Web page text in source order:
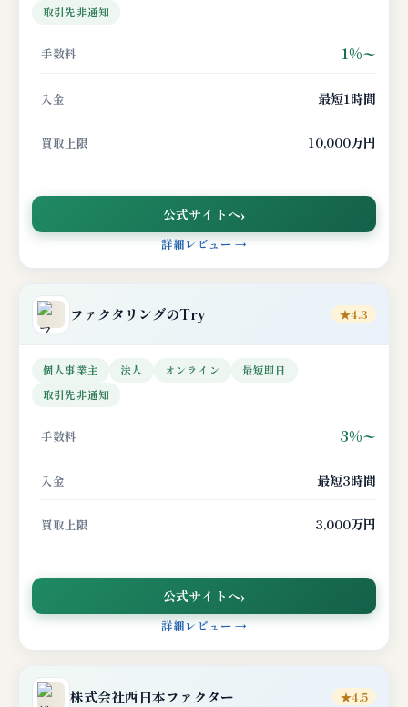
取引先非通知
手数料 1%〜
入金 最短1時間
買取上限 10,000万円
公式サイトへ
詳細レビュー →
ファクタリングのTry ★4.3
個人事業主 法人 オンライン
最短即日
取引先非通知
手数料 3%〜
入金 最短3時間
買取上限 3,000万円
公式サイトへ
詳細レビュー →
株式会社西日本ファクター ★4.5